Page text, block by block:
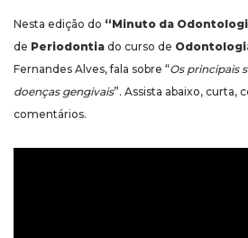
Nesta edição do “Minuto da
de Periodontia do curso de
Fernandes Alves, fala sobre “Os principais
doenças gengivais”. Assista abaixo, curta,
comentários.